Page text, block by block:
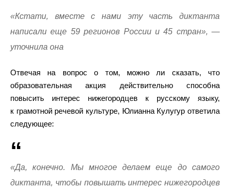
«Кстати, вместе с нами эту часть диктанта
написали еще 59 регионов России и 45 стран», —
уточнила она
Отвечая на вопрос о том, можно ли сказать, что
образовательная акция действительно способна
повысить интерес нижегородцев к русскому языку,
к грамотной речевой культуре, Юлианна Кулугур ответила
следующее:
«Да, конечно. Мы многое делаем еще до самого
диктанта, чтобы повышать интерес нижегородцев